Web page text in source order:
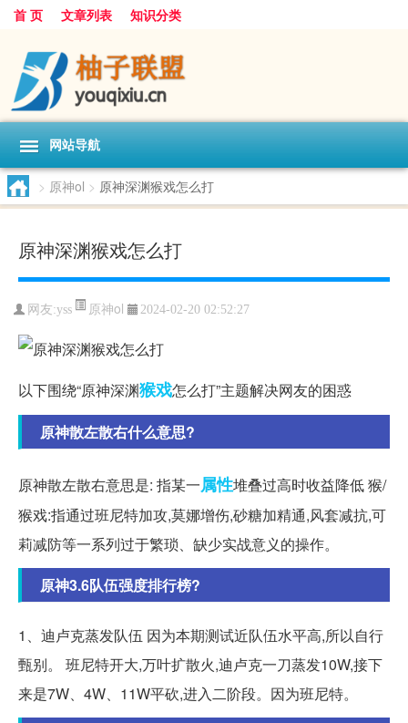
首 页 文章列表 知识分类
网站导航
> 原神ol > 原神深渊猴戏怎么打
原神深渊猴戏怎么打
网友:yss 原神ol 2024-02-20 02:52:27
以下围绕“原神深渊猴戏怎么打”主题解决网友的困惑
原神散左散右什么意思?
原神散左散右意思是: 指某一属性堆叠过高时收益降低 猴/
猴戏:指通过班尼特加攻,莫娜增伤,砂糖加精通,风套减抗,可
莉减防等一系列过于繁琐、缺少实战意义的操作。
原神3.6队伍强度排行榜?
1、迪卢克蒸发队伍 因为本期测试近队伍水平高,所以自行
甄别。 班尼特开大,万叶扩散火,迪卢克一刀蒸发10W,接下
来是7W、4W、11W平砍,进入二阶段。因为班尼特。